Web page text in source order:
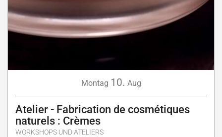
Montag 10. Aug
Atelier - Fabrication de cosmétiques
naturels : Crèmes
WORKSHOPS UND ATELIERS